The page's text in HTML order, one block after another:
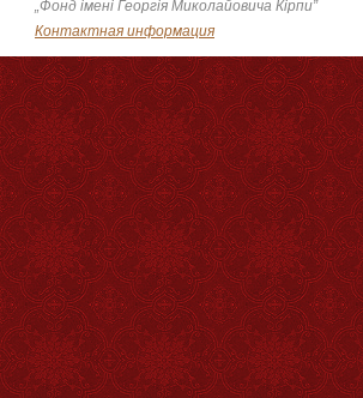
„Фонд імені Георгія Миколайовича Кірпи”
Контактная информация